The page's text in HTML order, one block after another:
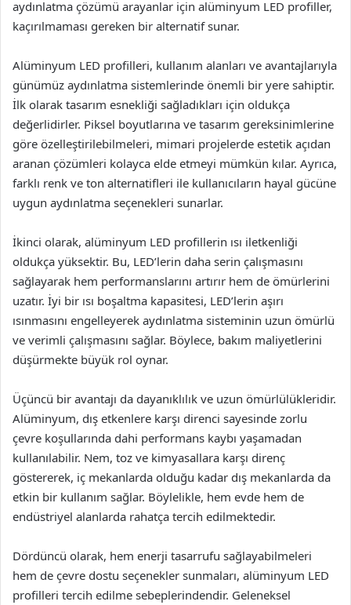
aydınlatma çözümü arayanlar için alüminyum LED profiller,
kaçırılmaması gereken bir alternatif sunar.
Alüminyum LED profilleri, kullanım alanları ve avantajlarıyla
günümüz aydınlatma sistemlerinde önemli bir yere sahiptir.
İlk olarak tasarım esnekliği sağladıkları için oldukça
değerlidirler. Piksel boyutlarına ve tasarım gereksinimlerine
göre özelleştirilebilmeleri, mimari projelerde estetik açıdan
aranan çözümleri kolayca elde etmeyi mümkün kılar. Ayrıca,
farklı renk ve ton alternatifleri ile kullanıcıların hayal gücüne
uygun aydınlatma seçenekleri sunarlar.
İkinci olarak, alüminyum LED profillerin ısı iletkenliği
oldukça yüksektir. Bu, LED’lerin daha serin çalışmasını
sağlayarak hem performanslarını artırır hem de ömürlerini
uzatır. İyi bir ısı boşaltma kapasitesi, LED’lerin aşırı
ısınmasını engelleyerek aydınlatma sisteminin uzun ömürlü
ve verimli çalışmasını sağlar. Böylece, bakım maliyetlerini
düşürmekte büyük rol oynar.
Üçüncü bir avantajı da dayanıklılık ve uzun ömürlülükleridir.
Alüminyum, dış etkenlere karşı direnci sayesinde zorlu
çevre koşullarında dahi performans kaybı yaşamadan
kullanılabilir. Nem, toz ve kimyasallara karşı direnç
göstererek, iç mekanlarda olduğu kadar dış mekanlarda da
etkin bir kullanım sağlar. Böylelikle, hem evde hem de
endüstriyel alanlarda rahatça tercih edilmektedir.
Dördüncü olarak, hem enerji tasarrufu sağlayabilmeleri
hem de çevre dostu seçenekler sunmaları, alüminyum LED
profilleri tercih edilme sebeplerindendir. Geleneksel